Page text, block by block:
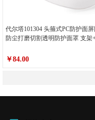
代尔塔101304 头箍式PC防护面
防尘打磨切割透明防护面罩 支架
￥84.00